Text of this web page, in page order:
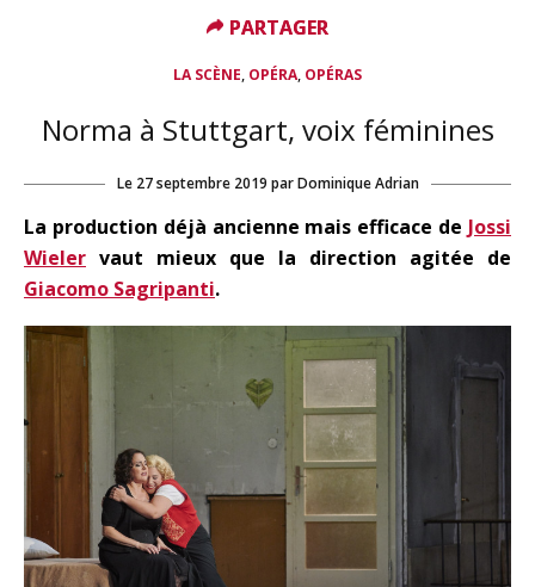
LA SCÈNE, OPÉRA, OPÉRAS
Norma à Stuttgart, voix féminines
Le 27 septembre 2019 par Dominique Adrian
La production déjà ancienne mais efficace de Jossi
Wieler vaut mieux que la direction agitée de
Giacomo Sagripanti.
PARTAGER
PARTAGER